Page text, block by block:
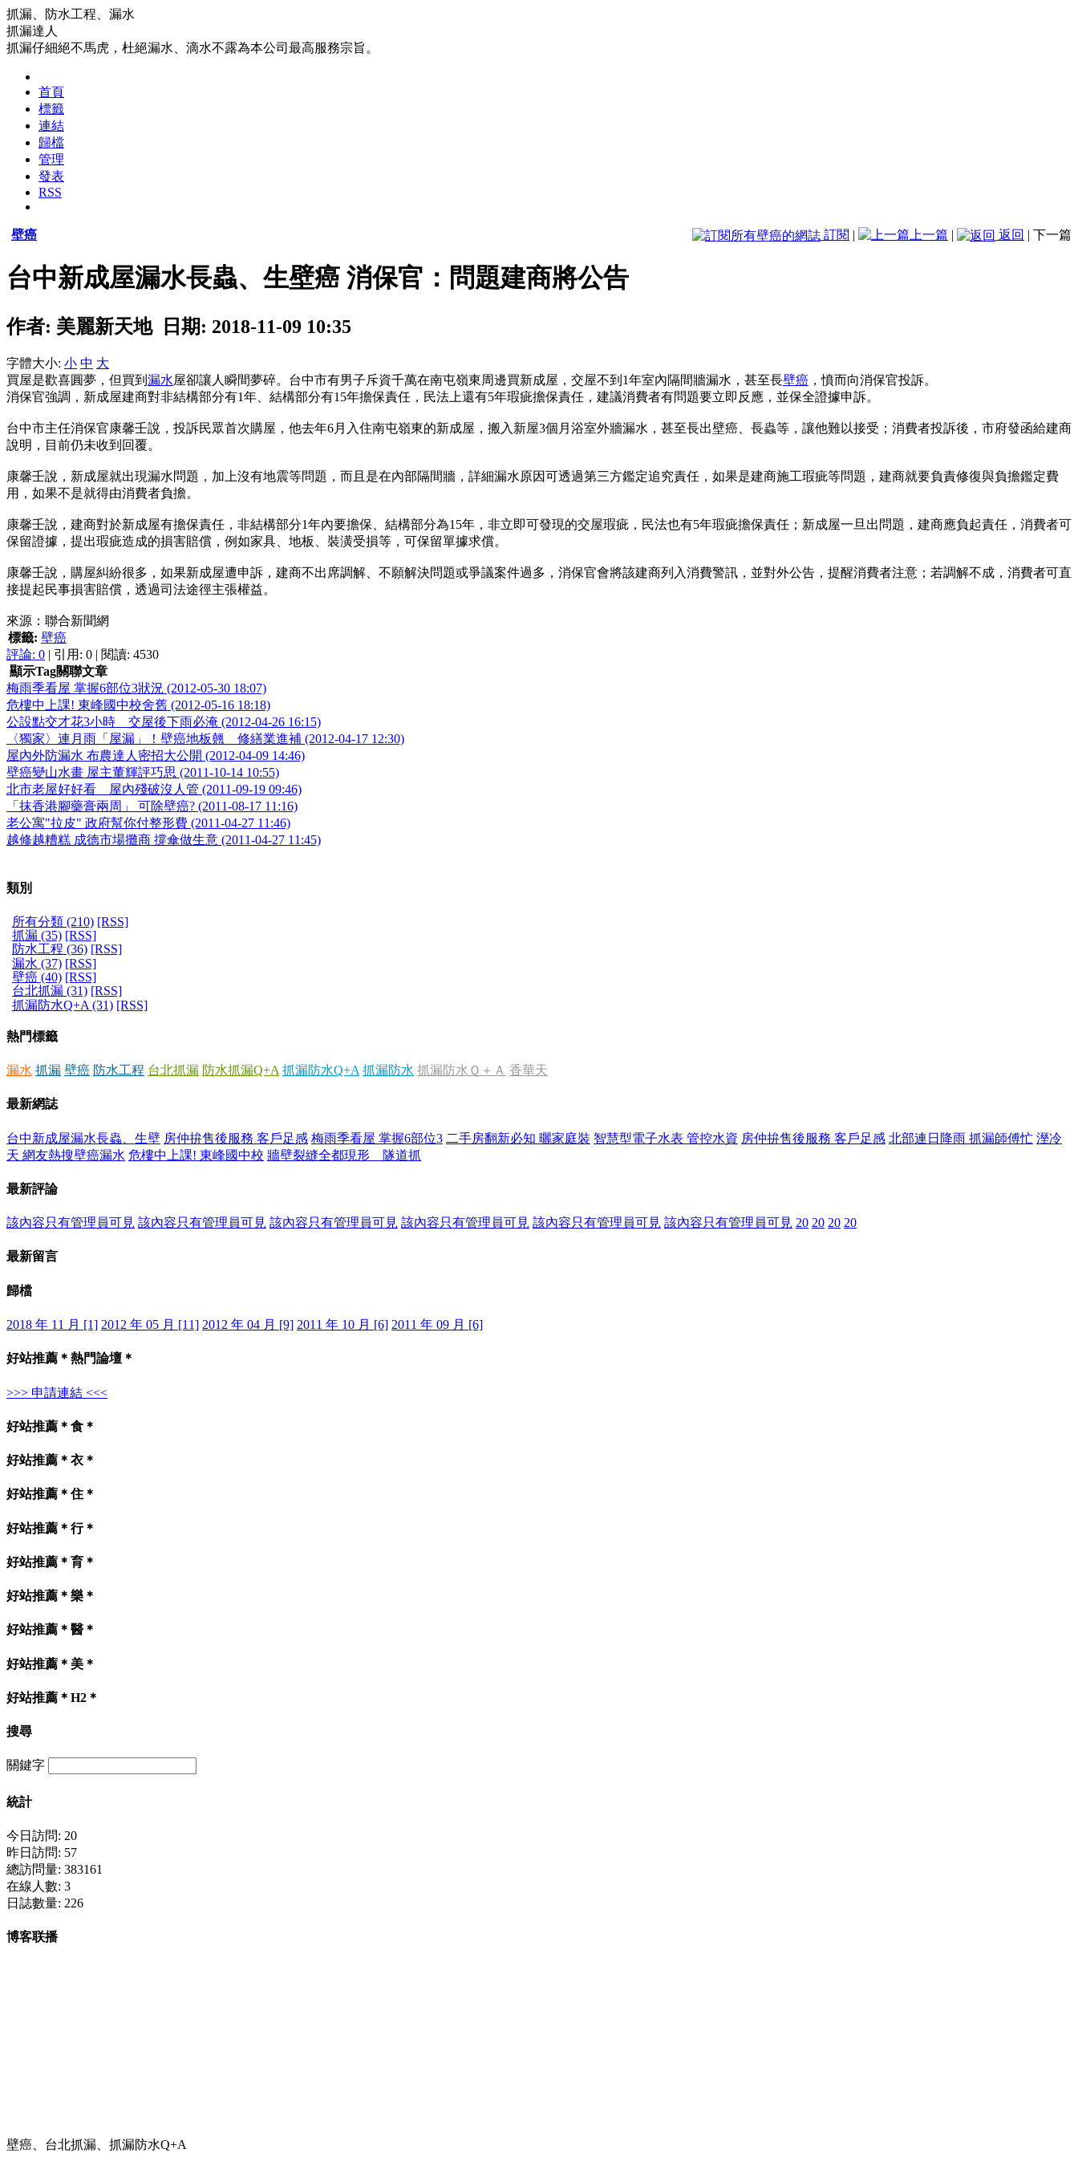
抓漏、防水工程、漏水
抓漏達人
抓漏仔細絕不馬虎，杜絕漏水、滴水不露為本公司最高服務宗旨。
首頁
標籤
連結
歸檔
管理
發表
RSS
訂閱 | 上一篇 | 返回 | 下一篇
壁癌
台中新成屋漏水長蟲、生壁癌 消保官：問題建商將公告
作者: 美麗新天地 日期: 2018-11-09 10:35
字體大小: 小 中 大
買屋是歡喜圓夢，但買到 漏水屋卻讓人瞬間夢碎。台中市有男子斥資千萬在南屯嶺東周邊買新成屋，交屋不到1年室內隔間牆漏水，甚至長壁癌 ，憤而向消保官投訴。
消保官強調，新成屋建商對非結構部分有1年、結構部分有15年擔保責任，民法上還有5年瑕疵擔保責任，建議消費者有問題要立即反應，並保全證據申訴。
台中市主任消保官康馨壬說，投訴民眾首次購屋，他去年6月入住南屯嶺東的新成屋，搬入新屋3個月浴室外牆漏水，甚至長出壁癌、長蟲等，讓他難以接受；消費者投訴後，市府發函給建商
說明，目前仍未收到回覆。
康馨壬說，新成屋就出現漏水問題，加上沒有地震等問題，而且是在內部隔間牆，詳細漏水原因可透過第三方鑑定追究責任，如果是建商施工瑕疵等問題，建商就要負責修復與負擔鑑定費
用，如果不是就得由消費者負擔。
康馨壬說，建商對於新成屋有擔保責任，非結構部分1年內要擔保、結構部分為15年，非立即可發現的交屋瑕疵，民法也有5年瑕疵擔保責任；新成屋一旦出問題，建商應負起責任，消費者可
保留證據，提出瑕疵造成的損害賠償，例如家具、地板、裝潢受損等，可保留單據求償。
康馨壬說，購屋糾紛很多，如果新成屋遭申訴，建商不出席調解、不願解決問題或爭議案件過多，消保官會將該建商列入消費警訊，並對外公告，提醒消費者注意；若調解不成，消費者可直
接提起民事損害賠償，透過司法途徑主張權益。
來源：聯合新聞網
標籤: 壁癌
評論: 0 | 引用: 0 | 閱讀: 4530
顯示Tag關聯文章
梅雨季看屋 掌握6部位3狀況 (2012-05-30 18:07)
危樓中上課! 東峰國中校舍舊 (2012-05-16 18:18)
公設點交才花3小時 交屋後下雨必淹 (2012-04-26 16:15)
〈獨家〉連月雨「屋漏」！壁癌地板翹 修繕業進補 (2012-04-17 12:30)
屋內外防漏水 布農達人密招大公開 (2012-04-09 14:46)
壁癌變山水畫 屋主董輝評巧思 (2011-10-14 10:55)
北市老屋好好看 屋內殘破沒人管 (2011-09-19 09:46)
「抹香港腳藥膏兩周」 可除壁癌? (2011-08-17 11:16)
老公寓"拉皮" 政府幫你付整形費 (2011-04-27 11:46)
越修越糟糕 成德市場攤商 撐傘做生意 (2011-04-27 11:45)
類別
所有分類 (210) [RSS]
抓漏 (35) [RSS]
防水工程 (36) [RSS]
漏水 (37) [RSS]
壁癌 (40) [RSS]
台北抓漏 (31) [RSS]
抓漏防水Q+A (31) [RSS]
熱門標籤
漏水 抓漏 壁癌 防水工程 台北抓漏 防水抓漏Q+A 抓漏防水Q+A 抓漏防水 抓漏防水Ｑ＋Ａ 香華天
最新網誌
台中新成屋漏水長蟲、生壁 房仲拚售後服務 客戶足感 梅雨季看屋 掌握6部位3 二手房翻新必知 曬家庭裝 智慧型電子水表 管控水資 房仲拚售後服務 客戶足感 北部連日降雨 抓漏師傅忙 溼冷
天 網友熱搜壁癌漏水 危樓中上課! 東峰國中校 牆壁裂縫全都現形 隧道抓
最新評論
該內容只有管理員可見 該內容只有管理員可見 該內容只有管理員可見 該內容只有管理員可見 該內容只有管理員可見 該內容只有管理員可見 20 20 20 20
最新留言
歸檔
2018 年 11 月 [1] 2012 年 05 月 [11] 2012 年 04 月 [9] 2011 年 10 月 [6] 2011 年 09 月 [6]
好站推薦＊熱門論壇＊
>>> 申請連結 <<<
好站推薦＊食＊
好站推薦＊衣＊
好站推薦＊住＊
好站推薦＊行＊
好站推薦＊育＊
好站推薦＊樂＊
好站推薦＊醫＊
好站推薦＊美＊
好站推薦＊H2＊
搜尋
關鍵字
統計
今日訪問: 20
昨日訪問: 57
總訪問量: 383161
在線人數: 3
日誌數量: 226
博客联播
壁癌、台北抓漏、抓漏防水Q+A